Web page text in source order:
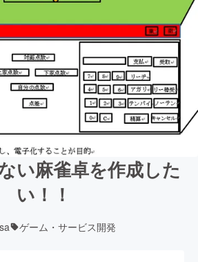
い麻雀卓を作成した
い！！
ゲーム・サービス開発